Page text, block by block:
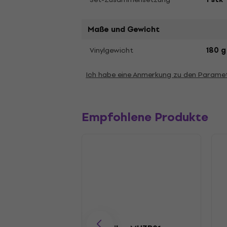
Maße und Gewicht
Vinylgewicht 180 g
Ich habe eine Anmerkung zu den
Empfohlene Produkte